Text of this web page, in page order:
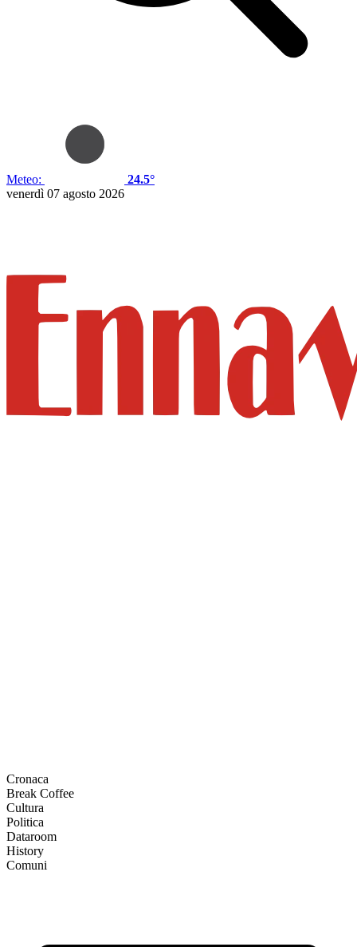
Meteo:
24.5°
venerdì 07 agosto 2026
Cronaca
Break Coffee
Cultura
Politica
Dataroom
History
Comuni